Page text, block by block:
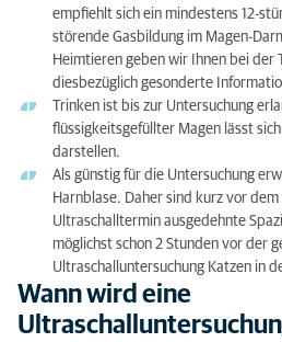
empfiehlt sich ein mindestens 12-
störende Gasbildung im Magen-
Heimtieren geben wir Ihnen bei der
diesbezüglich gesonderte
Trinken ist bis zur Untersuchung
flüssigkeitsgefüllter Magen lässt
darstellen.
Als günstig für die Untersuchung
Harnblase. Daher sind kurz vor
Ultraschalltermin ausgedehnte
möglichst schon 2 Stunden vor der
Ultraschalluntersuchung Katzen in
Wann wird eine